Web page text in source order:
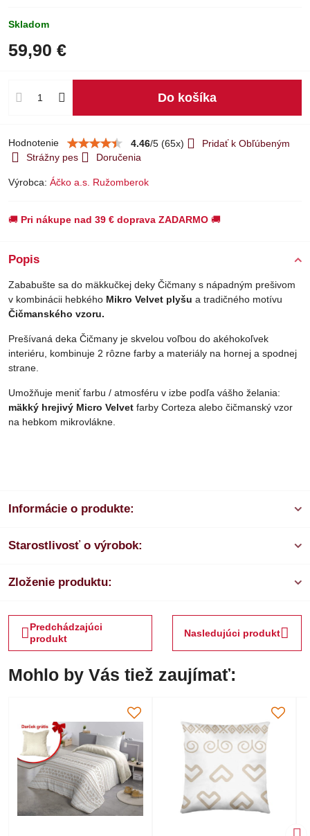
Skladom
59,90 €
Do košíka
Hodnotenie 4.46/5 (65x)
Pridať k Obľúbeným
Strážny pes
Doručenia
Výrobca: Áčko a.s. Ružomberok
🚚 Pri nákupe nad 39 € doprava ZADARMO 🚚
Popis
Zababušte sa do mäkkučkej deky Čičmany s nápadným prešivom
v kombinácii hebkého Mikro Velvet plyšu a tradičného motívu
Čičmanského vzoru.
Prešívaná deka Čičmany je skvelou voľbou do akéhokoľvek
interiéru, kombinuje 2 rôzne farby a materiály na hornej a spodnej
strane.
Umožňuje meniť farbu / atmosféru v izbe podľa vášho želania:
mäkký hrejivý Micro Velvet farby Corteza alebo čičmanský vzor
na hebkom mikrovlákne.
Informácie o produkte:
Starostlivosť o výrobok:
Zloženie produktu:
Predchádzajúci
produkt
Nasledujúci produkt
Mohlo by Vás tiež zaujímať: